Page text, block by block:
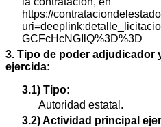
https://
GCFcHcNGIlQ%3D%3D
3. Tipo de poder adjudicador
ejercida:
3.1) Tipo:
Autoridad estatal.
3.2) Actividad principal